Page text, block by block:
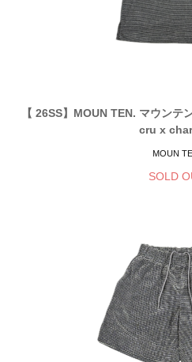
【 26SS】MOUN TEN. マウン
cru x
MOUN
SOLD